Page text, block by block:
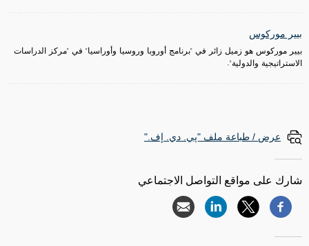
بيير موركوس
بيير موركوس هو زميل زائر في "برنامج أوروبا وروسيا وأوراسيا" في "مركز الدراسات
الاستراتيجية والدولية".
عرض / طباعة ملف "پي. دي. إف."
شارك على مواقع التواصل الاجتماعي